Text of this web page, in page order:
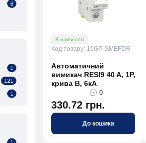
6
1
121
1
В наявності
Код товару: 19GP-SMBFDR
Автоматичний
вимикач RESI9 40 A, 1P,
крива В, 6кА
0
330.72 грн.
До кошика